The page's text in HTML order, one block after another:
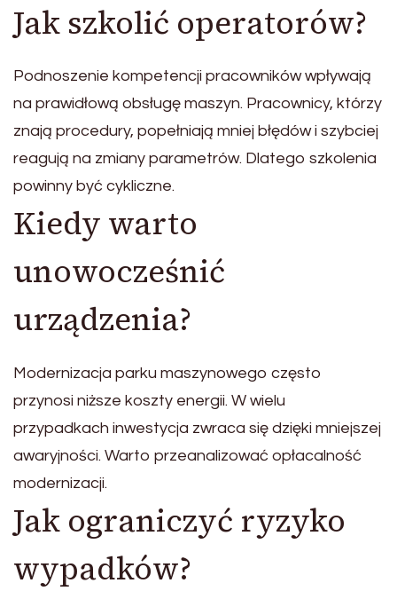
Jak szkolić operatorów?
Podnoszenie kompetencji pracowników wpływają
na prawidłową obsługę maszyn. Pracownicy, którzy
znają procedury, popełniają mniej błędów i szybciej
reagują na zmiany parametrów. Dlatego szkolenia
powinny być cykliczne.
Kiedy warto
unowocześnić
urządzenia?
Modernizacja parku maszynowego często
przynosi niższe koszty energii. W wielu
przypadkach inwestycja zwraca się dzięki mniejszej
awaryjności. Warto przeanalizować opłacalność
modernizacji.
Jak ograniczyć ryzyko
wypadków?